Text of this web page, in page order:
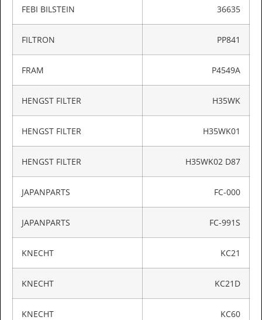
FEBI BILSTEIN 36635
FILTRON PP841
FRAM P4549A
HENGST FILTER H35WK
HENGST FILTER H35WK01
HENGST FILTER H35WK02 D87
JAPANPARTS FC-000
JAPANPARTS FC-991S
KNECHT KC21
KNECHT KC21D
KNECHT KC60